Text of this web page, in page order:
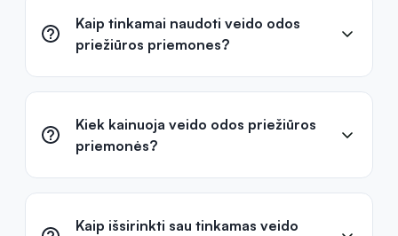
Kaip tinkamai naudoti veido odos
priežiūros priemones?
Kiek kainuoja veido odos priežiūros
priemonės?
Kaip išsirinkti sau tinkamas veido